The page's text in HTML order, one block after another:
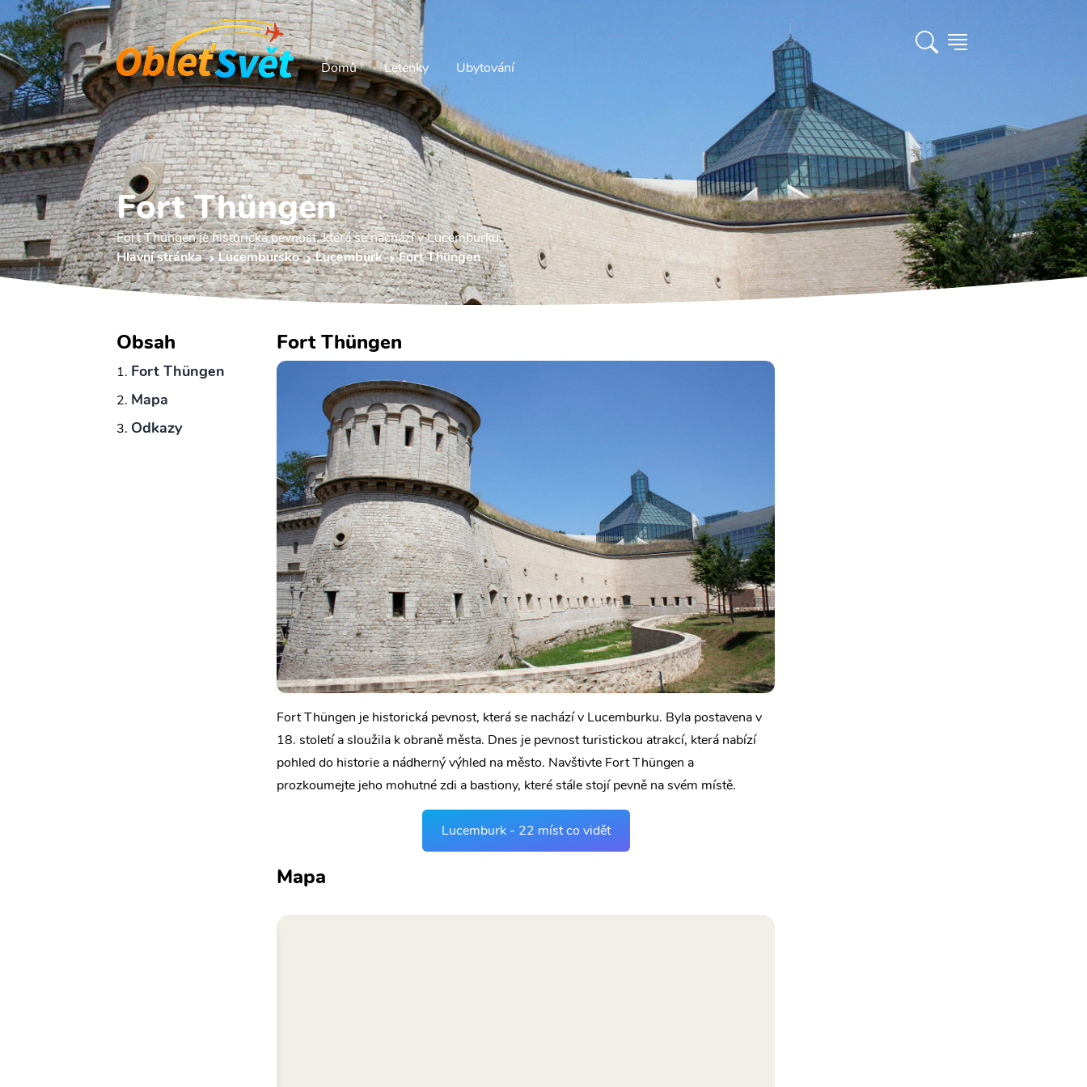
Domů Letenky Ubytování
Fort Thüngen
Fort Thüngen je historická pevnost, která se nachází v Lucemburku.
Hlavní stránka
Lucembursko Lucemburk Fort Thüngen
Obsah
Fort Thüngen
Mapa
Odkazy
Fort Thüngen
Fort Thüngen je historická pevnost, která se nachází v Lucemburku. Byla postavena v
18. století a sloužila k obraně města. Dnes je pevnost turistickou atrakcí, která nabízí
pohled do historie a nádherný výhled na město. Navštivte Fort Thüngen a
prozkoumejte jeho mohutné zdi a bastiony, které stále stojí pevně na svém místě.
Lucemburk - 22 míst co vidět
Mapa